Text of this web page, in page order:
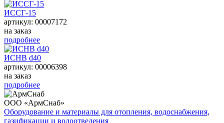
ИССГ-15
артикул: 00007172
на заказ
подробнее
ИСНВ d40
артикул: 00006398
на заказ
подробнее
ООО «АрмСнаб»
Оборудование и материалы для отопления, водоснабжения,
газификации и водоотведения